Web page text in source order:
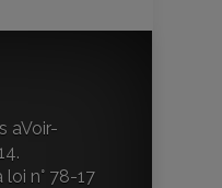
aVoir-
n° 78-17